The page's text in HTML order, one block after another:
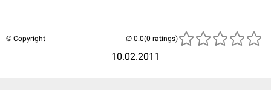
© Copyright
10.02.2011
(0 ratings)